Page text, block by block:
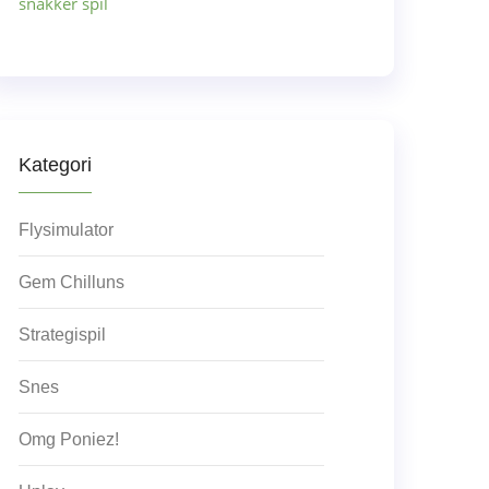
Kategori
Flysimulator
Gem Chilluns
Strategispil
Snes
Omg Poniez!